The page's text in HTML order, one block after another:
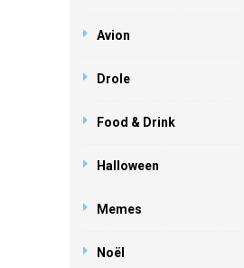
Avion
Drole
Food & Drink
Halloween
Memes
Noël